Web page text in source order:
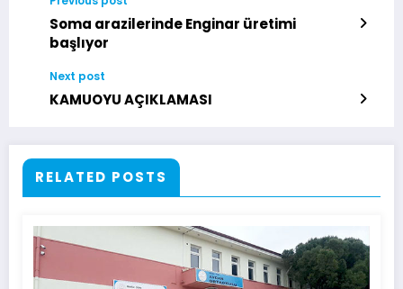
Soma arazilerinde Enginar üretimi
başlıyor
Next post
KAMUOYU AÇIKLAMASI
RELATED POSTS